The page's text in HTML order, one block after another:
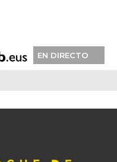
EN DIRECTO